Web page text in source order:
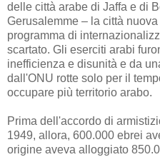
delle città arabe di Jaffa e di
Gerusalemme – la città
programma di
scartato. Gli eserciti arabi
inefficienza e disunità e da
dall'ONU rotte solo per il
occupare più territorio arabo.
Prima dell'accordo di
1949, allora, 600.000 ebrei
origine aveva alloggiato